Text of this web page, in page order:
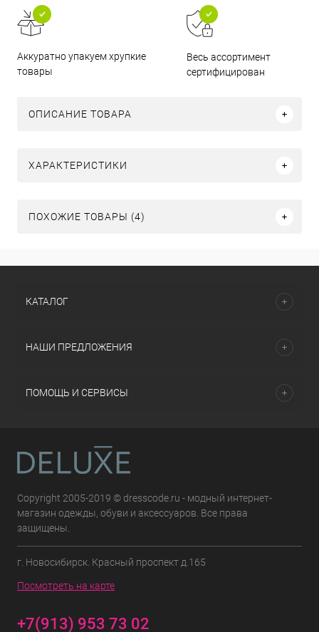
Аккуратно упакуем хрупкие
товары
Весь ассортимент
сертифицирован
ОПИСАНИЕ ТОВАРА
ХАРАКТЕРИСТИКИ
ПОХОЖИЕ ТОВАРЫ (4)
КАТАЛОГ
НАШИ ПРЕДЛОЖЕНИЯ
ПОМОЩЬ И СЕРВИСЫ
Copyright 2005-2019 © dresscode.ru - модный интернет-
магазин одежды, обуви и аксессуаров. Все права
защищены.
г. Новосибирск. Красный проспект д.165
Посмотреть на карте
+7(913) 953 73 02